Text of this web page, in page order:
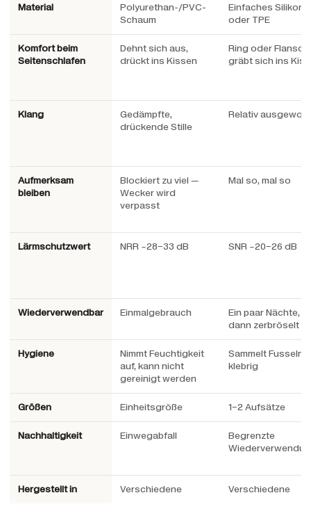
Material
Polyurethan-/PVC-
Schaum
Einfaches Silikon
oder TPE
Komfort beim
Seitenschlafen
Dehnt sich aus,
drückt ins Kissen
Ring oder
gräbt sich ins
Klang
Gedämpfte,
drückende Stille
Relativ
Aufmerksam
bleiben
Blockiert zu viel —
Wecker wird
verpasst
Mal so, mal so
Lärmschutzwert NRR ~28–33 dB SNR ~20–26 dB
Wiederverwendbar Einmalgebrauch
Ein paar Nächte,
dann zerbröselt
Hygiene
Nimmt Feuchtigkeit
auf, kann nicht
gereinigt werden
Sammelt Fusseln,
klebrig
Größen Einheitsgröße 1–2 Aufsätze
Nachhaltigkeit Einwegabfall
Begrenzte
Hergestellt in Verschiedene Verschiedene